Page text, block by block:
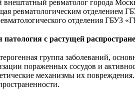
ревматолог города
ревматологическим отделением
отделения ГБУЗ
с растущей
группа заболеваний,
пораженных сосудов и
механизмы их